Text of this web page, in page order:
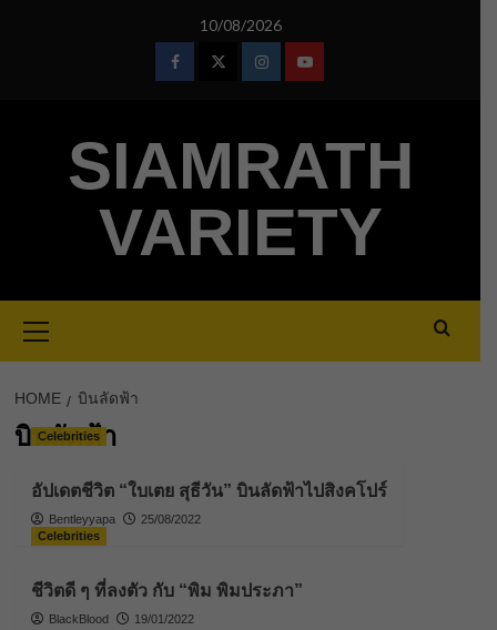
10/08/2026
FacebookTwitterInstagramYoutube
SIAMRATH
VARIETY
Menu
HOME บินลัดฟ้า
บินลัดฟ้า
Celebrities
อัปเดตชีวิต “ใบเตย สุธีวัน” บินลัดฟ้าไปสิงคโปร์
Bentleyyapa
25/08/2022
Celebrities
ชีวิตดี ๆ ที่ลงตัว กับ “พิม พิมประภา”
BlackBlood 19/01/2022